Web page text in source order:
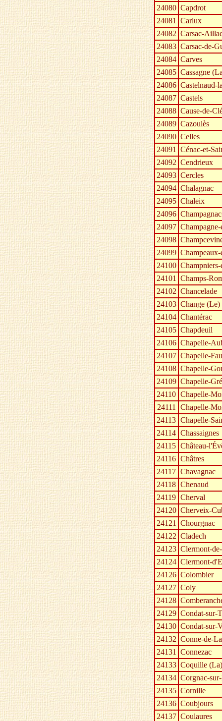
24080 Capdrot
24081 Carlux
24082 Carsac-
24083 Carsac-de-
24084 Carves
24085 Cassagne
24086 Castelnaud-
24087 Castels
24088 Cause-de-
24089 Cazoulès
24090 Celles
24091 Cénac-et-
24092 Cendrieux
24093 Cercles
24094 Chalagnac
24095 Chaleix
24096
24097
24098
24099
24100
24101 Champs-
24102 Chancelade
24103 Change (Le)
24104 Chantérac
24105 Chapdeuil
24106 Chapelle-
24107 Chapelle-
24108 Chapelle-
24109 Chapelle-
24110 Chapelle-
24111 Chapelle-
24113 Chapelle-
24114 Chassaignes
24115 Château-
24116 Châtres
24117 Chavagnac
24118 Chenaud
24119 Cherval
24120 Cherveix-
24121 Chourgnac
24122 Cladech
24123 Clermont-
24124 Clermont-
24126 Colombier
24127 Coly
24128
24129 Condat-sur-
24130 Condat-sur-
24132 Conne-de-
24131 Connezac
24133 Coquille (La)
24134 Corgnac-
24135 Cornille
24136 Coubjours
24137 Coulaures